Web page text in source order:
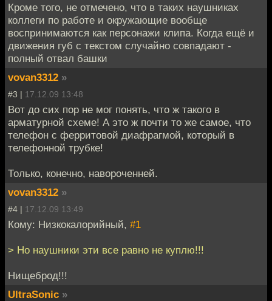
Кроме того, не отмечено, что в таких наушниках
коллеги по работе и окружающие вообще
воспринимаются как персонажи клипа. Когда ещё и
движения губ с текстом случайно совпадают -
полный отвал башки
vovan3312 »
#3 | 17.12.09 13:48
Вот до сих пор не мог понять, что ж такого в
арматурной схеме! А это ж почти то же самое, что
телефон с ферритовой диафрагмой, который в
телефонной трубке!
Только, конечно, навороченней.
vovan3312 »
#4 | 17.12.09 13:49
Кому: Низкокалорийный, #1
> Но наушники эти все равно не куплю!!!
Нищеброд!!!
UltraSonic »